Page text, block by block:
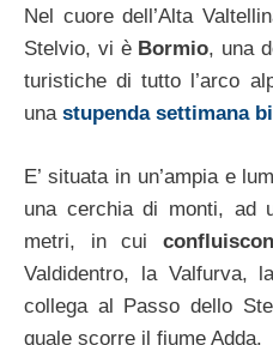
Nel cuore dell’Alta
Stelvio, vi è Bormio, una
turistiche di tutto l’arco
una stupenda settimana
E’ situata in un’ampia e
una cerchia di monti, ad
metri, in cui
Valdidentro, la Valfurva,
collega al Passo dello
quale scorre il fiume Adda.